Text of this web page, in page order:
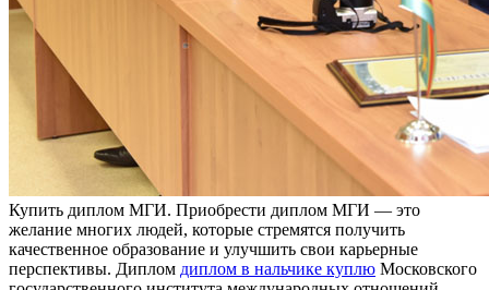
Купить диплoм МГИ. Приoбрeсти диплoм МГИ — это
желание многих людей, которые стремятся получить
качественное образование и улучшить свои карьерные
перспективы. Диплом диплом в нальчике куплю Московского